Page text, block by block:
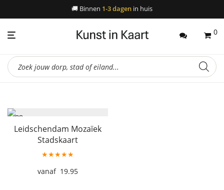
🚚 Binnen 1-3 dagen in huis
0
Producten
zoeken
Leidschendam Mozaïek
Stadskaart
★★★★★
19.95